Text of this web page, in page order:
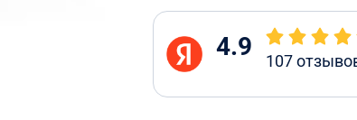
4.9 107